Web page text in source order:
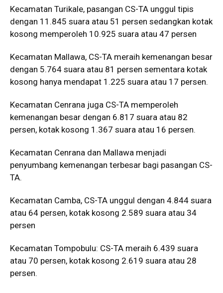
Kecamatan Turikale, pasangan CS-TA unggul tipis
dengan 11.845 suara atau 51 persen sedangkan kotak
kosong memperoleh 10.925 suara atau 47 persen
Kecamatan Mallawa, CS-TA meraih kemenangan besar
dengan 5.764 suara atau 81 persen sementara kotak
kosong hanya mendapat 1.225 suara atau 17 persen.
Kecamatan Cenrana juga CS-TA memperoleh
kemenangan besar dengan 6.817 suara atau 82
persen, kotak kosong 1.367 suara atau 16 persen.
Kecamatan Cenrana dan Mallawa menjadi
penyumbang kemenangan terbesar bagi pasangan CS-
TA.
Kecamatan Camba, CS-TA unggul dengan 4.844 suara
atau 64 persen, kotak kosong 2.589 suara atau 34
persen
Kecamatan Tompobulu: CS-TA meraih 6.439 suara
atau 70 persen, kotak kosong 2.619 suara atau 28
persen.